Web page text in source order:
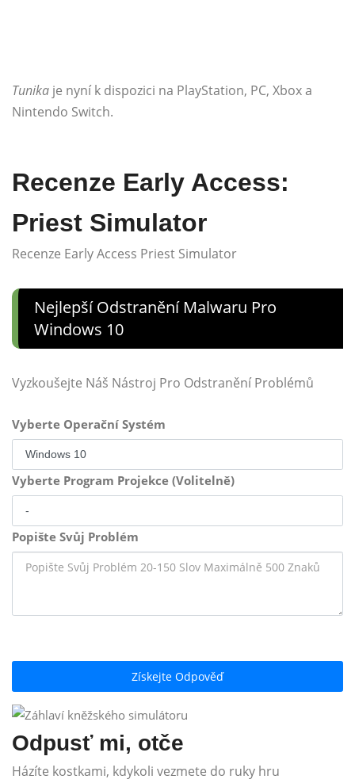
Tunika je nyní k dispozici na PlayStation, PC, Xbox a
Nintendo Switch.
Recenze Early Access:
Priest Simulator
Recenze Early Access Priest Simulator
Nejlepší Odstranění Malwaru Pro
Windows 10
Vyzkoušejte Náš Nástroj Pro Odstranění Problémů
Vyberte Operační Systém
Vyberte Program Projekce (Volitelně)
Popište Svůj Problém
Získejte Odpověď
Odpusť mi, otče
Házíte kostkami, kdykoli vezmete do ruky hru